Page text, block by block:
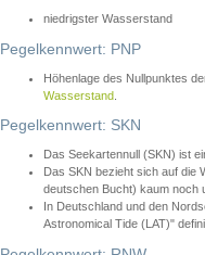
niedrigster Wasserstand
Pegelkennwert: PNP
Höhenlage des Nullpunktes
Wasserstand
Pegelkennwert: SKN
Das Seekartennull (SKN) ist
Das SKN bezieht sich auf die
deutschen Bucht) kaum noch
In Deutschland und den
Astronomical Tide (LAT)"